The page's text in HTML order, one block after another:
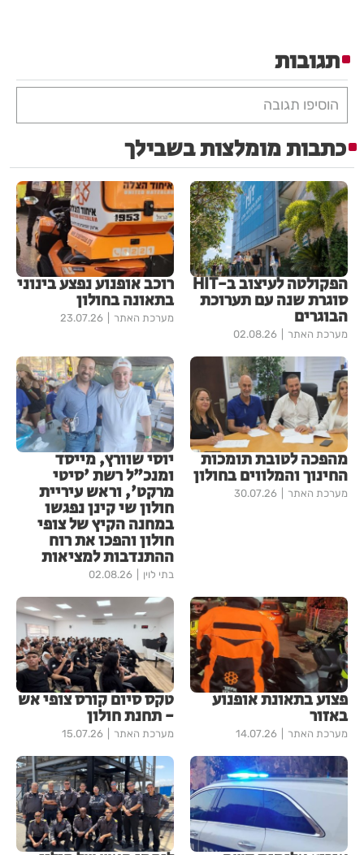
תגובות
הוסיפו תגובה
כתבות מומלצות בשבילך
הפקולטה לעיצוב ב-HIT
סוגרת שנה עם תערוכת
הבוגרים
מערכת האתר 02.08.26
רוכב אופנוע נפצע בינוני
בתאונה בחולון
מערכת האתר 23.07.26
מהפכה לטובת תומכות
החינוך והמלווים בחולון
מערכת האתר 30.07.26
יוסי שוורץ, מייסד
ומנכ"ל רשת 'סיטי
מרקט', וראש עיריית
חולון שי קינן נפגשו
במחנה הקיץ של צופי
חולון והפכו את רוח
ההתנדבות למציאות
בתי לוין 02.08.26
פצוע בתאונת אופנוע
באזור
מערכת האתר 14.07.26
טקס סיום קורס צופי אש
- תחנת חולון
מערכת האתר 15.07.26